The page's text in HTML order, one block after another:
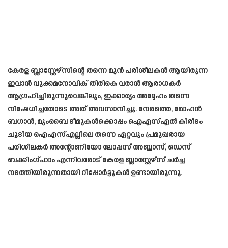
കേരള ബ്ലാസ്റ്റേഴ്സിന്റെ തന്നെ മുൻ പരിശീലകൻ ആയിരുന്ന
ഇവാൻ വുക്കമനോവിക് തിരികെ വരാൻ ആരാധകർ
ആഗ്രഹിച്ചിരുന്നുവെങ്കിലും, ഇക്കാര്യം അദ്ദേഹം തന്നെ
നിഷേധിച്ചതോടെ അത് അവസാനിച്ചു. നേരത്തെ, മോഹൻ
ബഗാൻ, മുംബൈ ടീമുകൾക്കൊപ്പം ഐഎസ്എൽ കിരീടം
ചൂടിയ ഐഎസ്എല്ലിലെ തന്നെ ഏറ്റവും പ്രമുഖരായ
പരിശീലകർ അന്റോണിയോ ലോപ്പസ് അബ്ബാസ്, ഡെസ്
ബക്കിംഗ്ഹാം എന്നിവരോട് കേരള ബ്ലാസ്റ്റേഴ്സ് ചർച്ച
നടത്തിയിരുന്നതായി റിപ്പോർട്ടുകൾ ഉണ്ടായിരുന്നു.